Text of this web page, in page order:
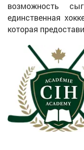
возможность
единственная
которая